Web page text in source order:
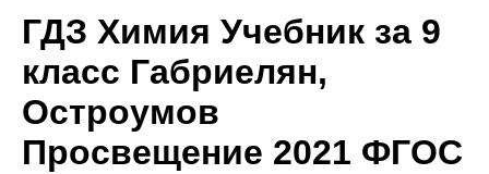
ГДЗ Химия Учебник за 9
класс Габриелян,
Остроумов
Просвещение 2021 ФГОС